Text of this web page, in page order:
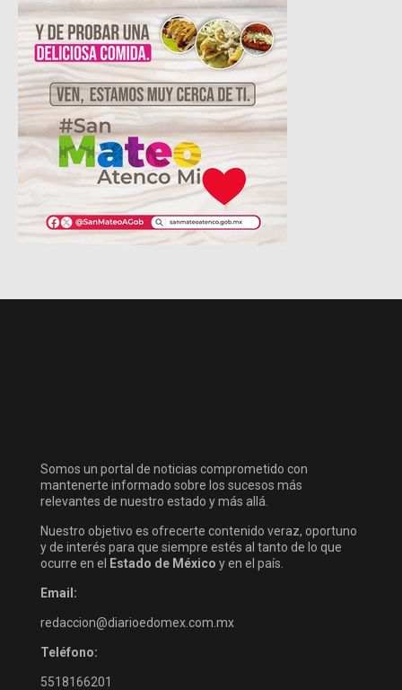
Somos un portal de noticias comprometido con
mantenerte informado sobre los sucesos más
relevantes de nuestro estado y más allá.
Nuestro objetivo es ofrecerte contenido veraz, oportuno
y de interés para que siempre estés al tanto de lo que
ocurre en el Estado de México y en el país.
Email:
redaccion@diarioedomex.com.mx
Teléfono:
5518166201